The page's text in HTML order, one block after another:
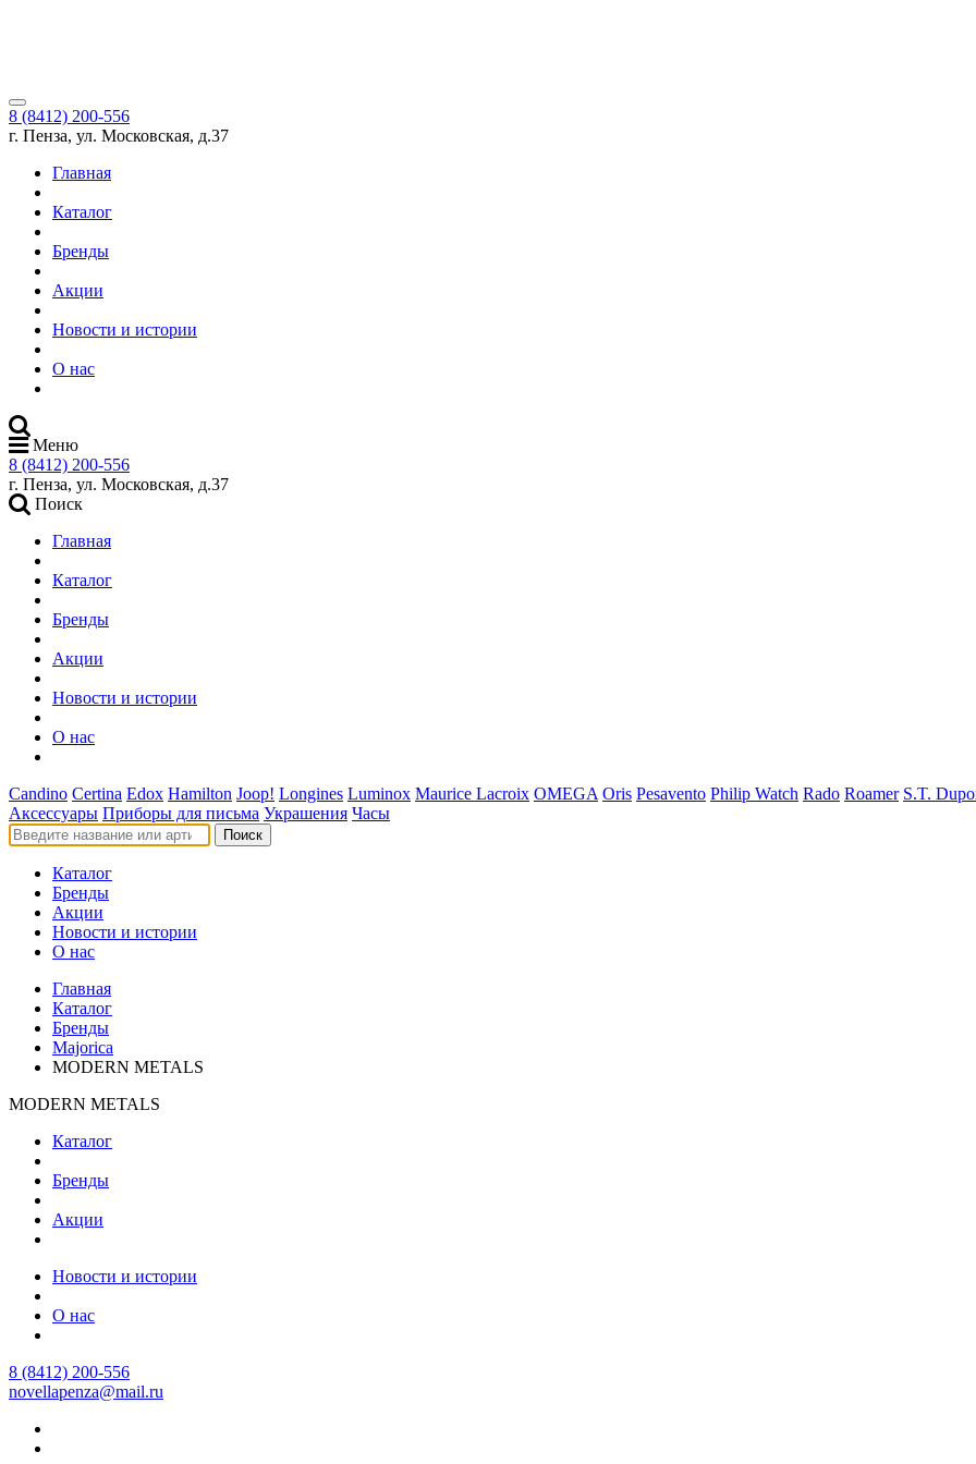
8 (8412) 200-556
г. Пенза, ул. Московская, д.37
Главная
Каталог
Бренды
Акции
Новости и истории
О нас
Меню
8 (8412) 200-556
г. Пенза, ул. Московская, д.37
Поиск
Главная
Каталог
Бренды
Акции
Новости и истории
О нас
Candino Certina Edox Hamilton Joop! Longines Luminox Maurice Lacroix OMEGA Oris Pesavento Philip Watch Rado Roamer S.T.
Аксессуары Приборы для письма Украшения Часы
Поиск
Каталог
Бренды
Акции
Новости и истории
О нас
Главная
Каталог
Бренды
Majorica
MODERN METALS
MODERN METALS
Каталог
Бренды
Акции
Новости и истории
О нас
8 (8412) 200-556
novellapenza@mail.ru